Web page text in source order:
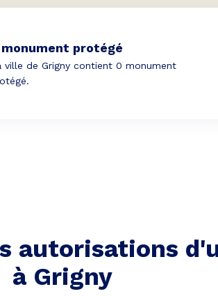
protégé
ville de Grigny contient 0 monument
autorisations
à Grigny